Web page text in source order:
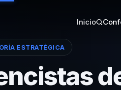
Inicio
ESTRATÉGICA